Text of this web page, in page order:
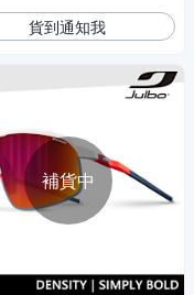
貨到通知我
補貨中